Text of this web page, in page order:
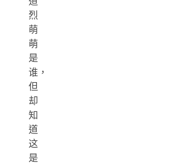
烈
萌
萌
是
谁，
但
却
知
道
这
是